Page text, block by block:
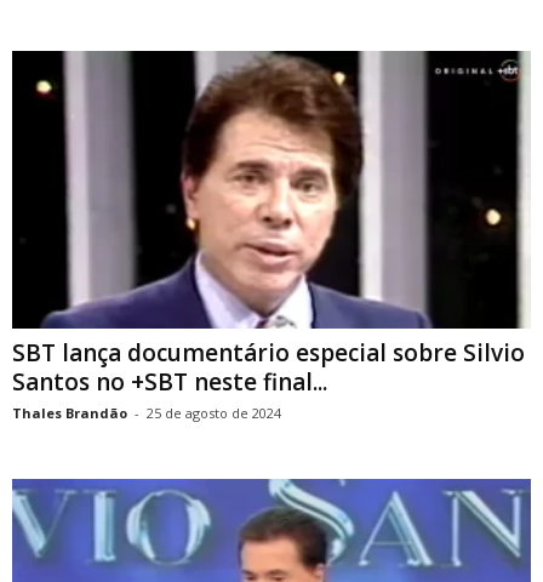
SBT lança documentário especial sobre Silvio
Santos no +SBT neste final...
Thales Brandão - 25 de agosto de 2024